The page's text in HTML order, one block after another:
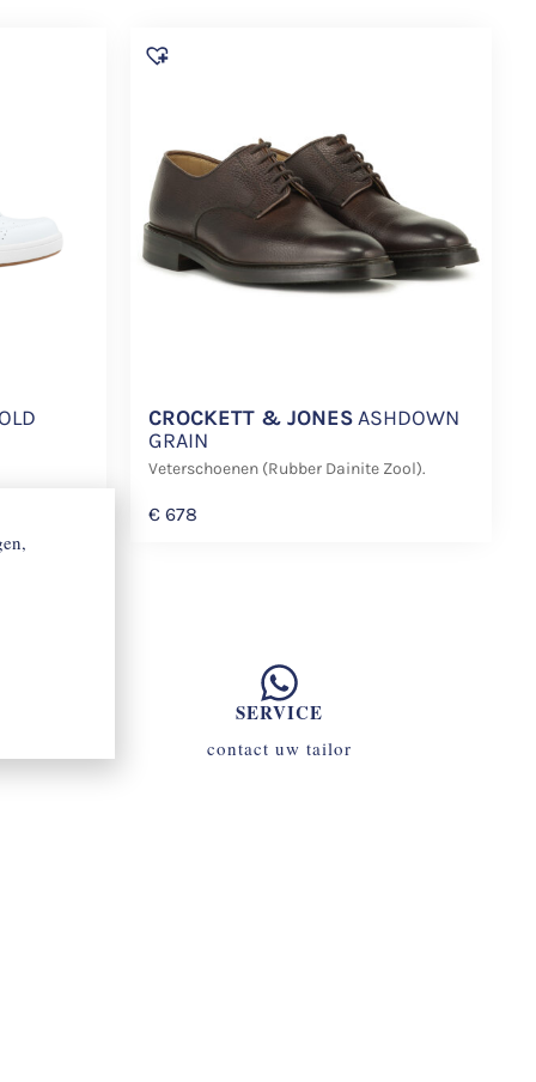
CROCKETT & JONESASHDOWN
GRAIN
Veterschoenen (Rubber Dainite Zool).
€678
SERVICE
contact uw tailor